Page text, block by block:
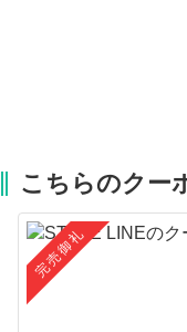
こちらのクー
完売御礼